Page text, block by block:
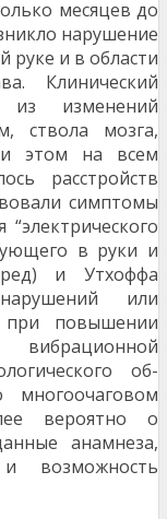
месяцев до
наруше­ние
руке и в области
Клини­ческий
из изме­нений
ствола мозга,
этом на всем
рас­стройств
симптомы
в руки и
и Утхоффа
или
при по­вышении
об­
многоочаговом
вероятно о
анамнеза,
возможность